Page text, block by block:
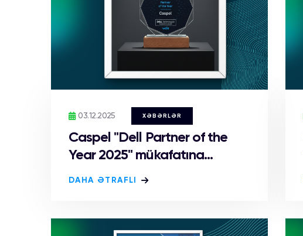
03.12.2025 XƏBƏRLƏR
Caspel "Dell Partner of the
Year 2025" mükafatına...
DAHA ƏTRAFLI